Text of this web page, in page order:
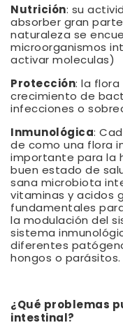
Nutrición: su
absorber gran
naturaleza se
microorganismos
activar moleculas)
Protección: la
crecimiento de
infecciones o
Inmunológica:
de como una flora
importante para la
buen estado de
sana microbiota
vitaminas y acidos
fundamentales
la modulación del
sistema
diferentes
hongos o parásitos.
¿Qué problemas
intestinal?